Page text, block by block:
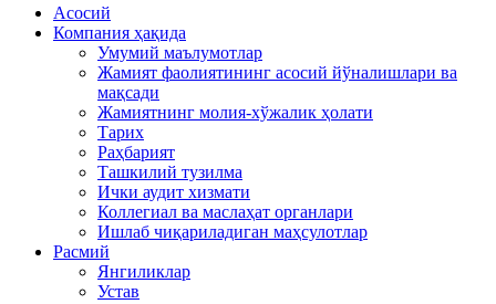
Асосий
Компания ҳақида
Умумий маълумотлар
Жамият фаолиятининг асосий йўналишлари ва
мақсади
Жамиятнинг молия-хўжалик ҳолати
Тарих
Раҳбарият
Ташкилий тузилма
Ички аудит хизмати
Коллегиал ва маслаҳат органлари
Ишлаб чиқариладиган маҳсулотлар
Расмий
Янгиликлар
Устав